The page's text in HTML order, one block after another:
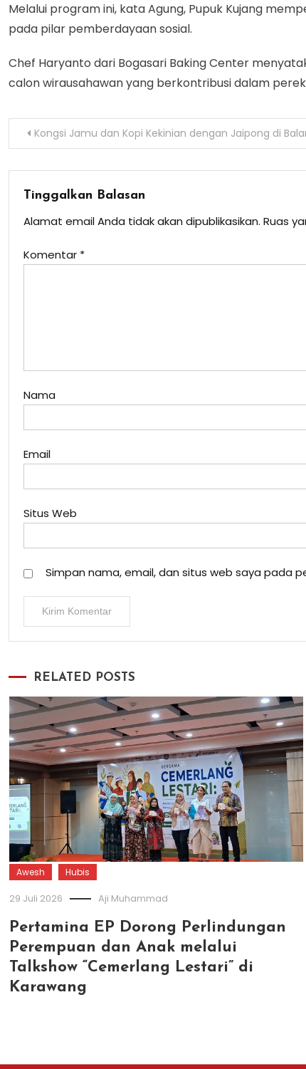
Melalui program ini, kata Agung, Pupuk Kujang
pada pilar pemberdayaan sosial.
Chef Haryanto dari Bogasari Baking Center
calon wirausahawan yang berkontribusi dalam
Navigasi
Kongsi Jamu dan Kopi Kekinian dengan Jaipong di
Tinggalkan Balasan
Alamat email Anda tidak akan dipublikasikan. Ruas
Komentar *
Nama
Email
Situs Web
Simpan nama, email, dan situs web saya pada
RELATED POSTS
Awesh Hubis
29 Juli 2026 Aji Muhammad
Pertamina EP Dorong Perlindungan
Perempuan dan Anak melalui
Talkshow “Cemerlang Lestari” di
Karawang